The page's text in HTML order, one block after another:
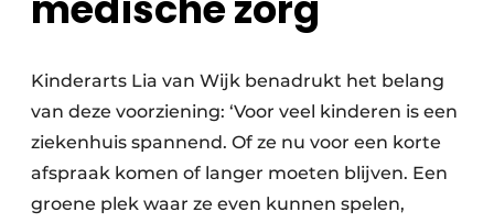
Kinderarts Lia van Wijk benadrukt het belang
van deze voorziening: ‘Voor veel kinderen is een
ziekenhuis spannend. Of ze nu voor een korte
afspraak komen of langer moeten blijven. Een
groene plek waar ze even kunnen spelen,